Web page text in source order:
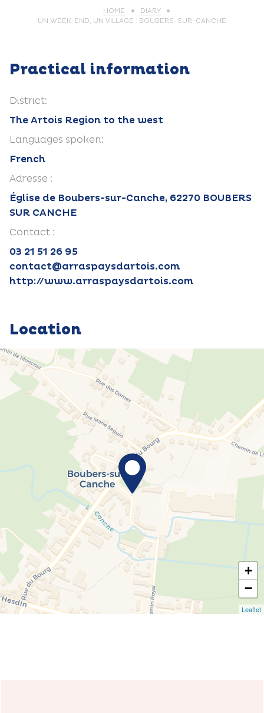
HOME
DIARY
UN WEEK-END, UN VILLAGE : BOUBERS-SUR-CANCHE
Practical information
District:
The Artois Region to the west
Languages spoken:
French
Adresse :
Église de Boubers-sur-Canche, 62270 BOUBERS
SUR CANCHE
Contact :
03 21 51 26 95
contact@arraspaysdartois.com
http://www.arraspaysdartois.com
Location
+
−
Leaflet